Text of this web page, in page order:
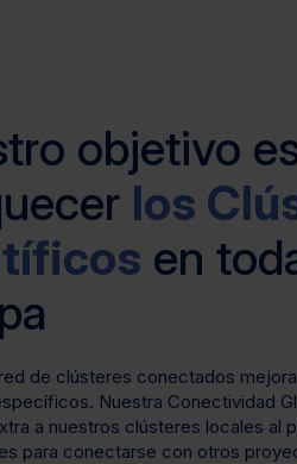
objetivo
los
en
de clústeres conectados
Nuestra Conectividad
a nuestros clústeres locales al
para conectarse con otros